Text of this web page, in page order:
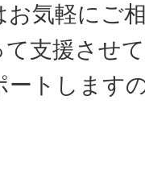
気軽にご
支援させ
ートします